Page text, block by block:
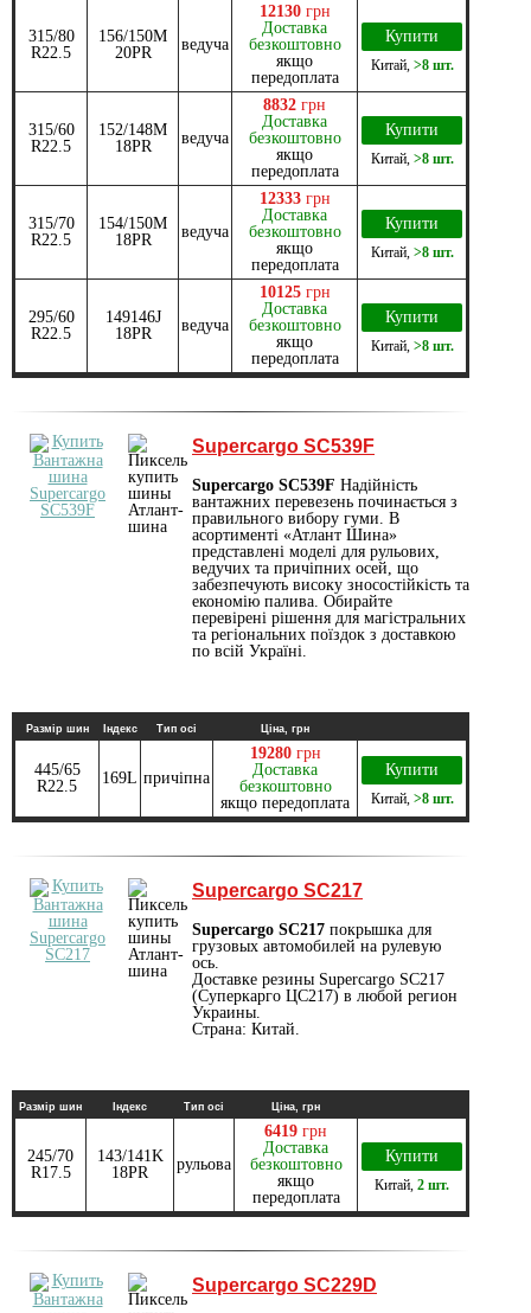
315/80
R22.5
156/150M
20PR
ведуча
12130 грн
Доставка
безкоштовно
якщо
передоплата
Купити
Китай, >8 шт.
315/60
R22.5
152/148M
18PR
ведуча
8832 грн
Доставка
безкоштовно
якщо
передоплата
Купити
Китай, >8 шт.
315/70
R22.5
154/150M
18PR
ведуча
12333 грн
Доставка
безкоштовно
якщо
передоплата
Купити
Китай, >8 шт.
295/60
R22.5
149146J
18PR
ведуча
10125 грн
Доставка
безкоштовно
якщо
передоплата
Купити
Китай, >8 шт.
Supercargo SC539F
Supercargo SC539F Надійність
вантажних перевезень починається з
правильного вибору гуми. В
асортименті «Атлант Шина»
представлені моделі для рульових,
ведучих та причіпних осей, що
забезпечують високу зносостійкість та
економію палива. Обирайте
перевірені рішення для магістральних
та регіональних поїздок з доставкою
по всій Україні.
Размір шин Індекс Тип осі Ціна, грн
445/65
R22.5
169L причіпна
19280 грн
Доставка
безкоштовно
якщо передоплата
Купити
Китай, >8 шт.
Supercargo SC217
Supercargo SC217 покрышка для
грузовых автомобилей на рулевую
ось.
Доставке резины Supercargo SC217
(Суперкарго ЦС217) в любой регион
Украины.
Страна: Китай.
Размір шин Індекс Тип осі Ціна, грн
245/70
R17.5
143/141K
18PR
рульова
6419 грн
Доставка
безкоштовно
якщо
передоплата
Купити
Китай 2 шт.
Supercargo SC229D